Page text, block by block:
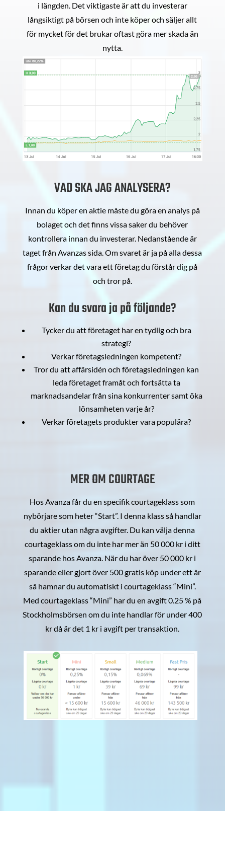
i längden. Det viktigaste är att du investerar
långsiktigt på börsen och inte köper och säljer allt
för mycket för det brukar oftast göra mer skada än
nytta.
VAD SKA JAG ANALYSERA?
Innan du köper en aktie måste du göra en analys på
bolaget och det finns vissa saker du behöver
kontrollera innan du investerar. Nedanstående är
taget från Avanzas sida. Om svaret är ja på alla dessa
frågor verkar det vara ett företag du förstår dig på
och tror på.
Kan du svara ja på följande?
Tycker du att företaget har en tydlig och bra
strategi?
Verkar företagsledningen kompetent?
Tror du att affärsidén och företagsledningen kan
leda företaget framåt och fortsätta ta
marknadsandelar från sina konkurrenter samt öka
lönsamheten varje år?
Verkar företagets produkter vara populära?
MER OM COURTAGE
Hos Avanza får du en specifik courtageklass som
nybörjare som heter “Start”. I denna klass så handlar
du aktier utan några avgifter. Du kan välja denna
courtageklass om du inte har mer än 50 000 kr i ditt
sparande hos Avanza. När du har över 50 000 kr i
sparande eller gjort över 500 gratis köp under ett år
så hamnar du automatiskt i courtageklass “Mini”.
Med courtageklass “Mini” har du en avgift 0.25 % på
Stockholmsbörsen om du inte handlar för under 400
kr då är det 1 kr i avgift per transaktion.